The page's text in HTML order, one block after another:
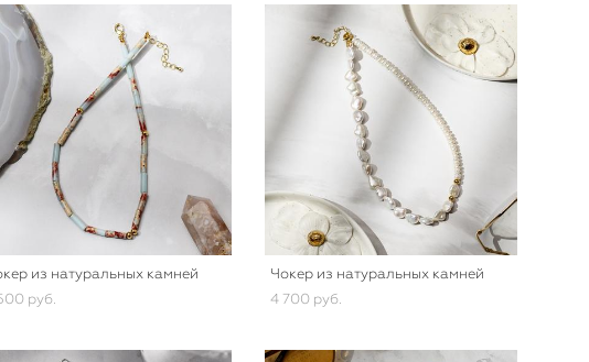
из натуральных камней
pуб.
Чокер из натуральных камней
4 700 pуб.